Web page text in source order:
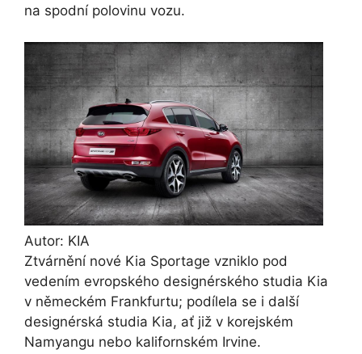
na spodní polovinu vozu.
Autor: KIA
Ztvárnění nové Kia Sportage vzniklo pod
vedením evropského designérského studia Kia
v německém Frankfurtu; podílela se i další
designérská studia Kia, ať již v korejském
Namyangu nebo kalifornském Irvine.